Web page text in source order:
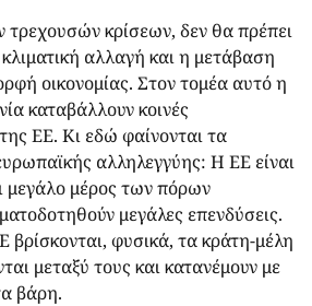
κρίσεων, δεν θα πρέπει
αλλαγή και η μετάβαση
οικονομίας. Στον τομέα αυτό η
καταβάλλουν κοινές
ΕΕ. Κι εδώ φαίνονται τα
αλληλεγγύης: Η ΕΕ είναι
μεγάλο μέρος των πόρων
μεγάλες επενδύσεις.
φυσικά, τα κράτη-μέλη
μεταξύ τους και κατανέμουν με
βάρη.